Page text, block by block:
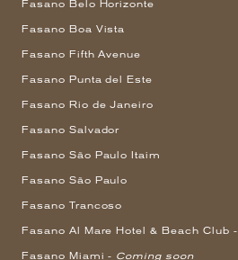
Fasano Belo Horizonte
Fasano Boa Vista
Fasano Fifth Avenue
Fasano Punta del Este
Fasano Rio de Janeiro
Fasano Salvador
Fasano São Paulo Itaim
Fasano São Paulo
Fasano Trancoso
Fasano Al Mare Hotel & Beach Club -
Fasano Miami - Coming soon